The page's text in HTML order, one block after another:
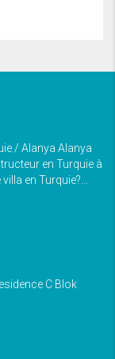
/ Alanya Alanya
en Turquie à
en Turquie?...
C Blok